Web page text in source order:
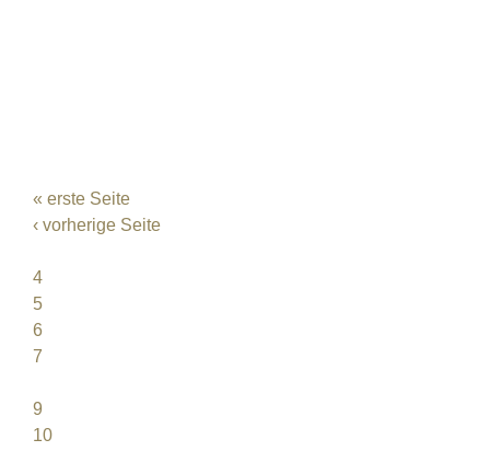
« erste Seite
‹ vorherige Seite
4
5
6
7
9
10